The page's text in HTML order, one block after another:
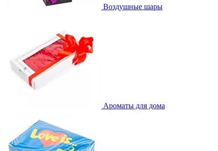
Воздушные шары
Ароматы для дома